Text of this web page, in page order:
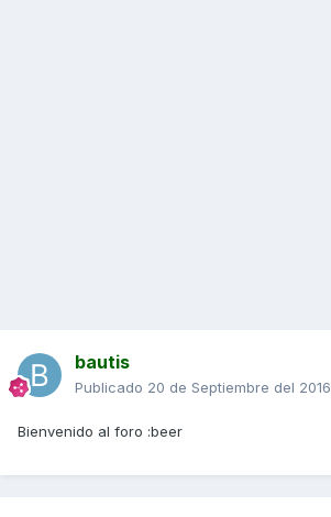
bautis
Publicado 20 de Septiembre del 2016
Bienvenido al foro :beer